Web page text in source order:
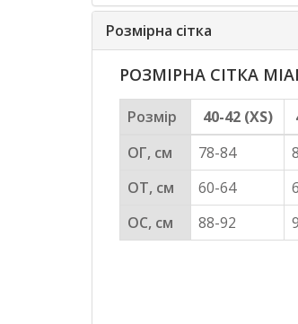
Розмірна сітка
РОЗМІРНА СІТКА
Розмір 40-42 (XS)
ОГ, см
78-84
ОТ, см
60-64
ОС, см
88-92